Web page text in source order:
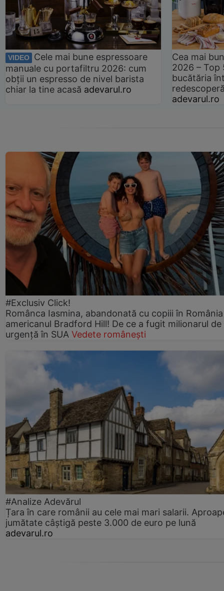
VIDEO
Cele mai bune espressoare
manuale cu portafiltru 2026: cum
obții un espresso de nivel barista
chiar la tine acasă adevarul.ro
Cea mai
2026 –
bucătăria
adevarul.ro
#Exclusiv Click!
Românca Iasmina, abandonată cu copiii în
americanul Bradford Hill! De ce a fugit milionarul de
urgență în SUA Vedete românești
#Analize Adevărul
Țara în care românii au cele mai mari salarii.
jumătate câștigă peste 3.000 de euro pe lună
adevarul.ro